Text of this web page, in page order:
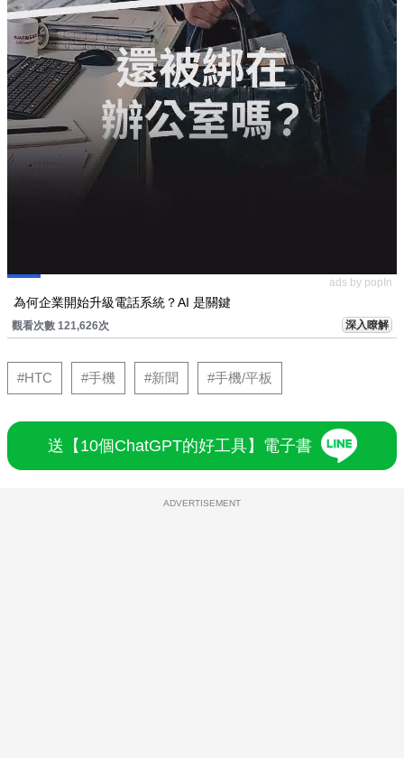
ads by popIn
為何企業開始升級電話系統？AI 是關鍵
觀看次數 121,626次 深入瞭解
#HTC #手機 #新聞 #手機/平板
送【10個ChatGPT的好工具】電子書
ADVERTISEMENT